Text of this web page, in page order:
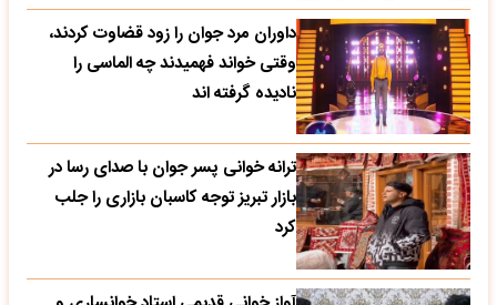
داوران مرد جوان را زود قضاوت کردند،
وقتی خواند فهمیدند چه الماسی را
نادیده گرفته اند
ترانه خوانی پسر جوان با صدای رسا در
بازار تبریز توجه کاسبان بازاری را جلب
کرد